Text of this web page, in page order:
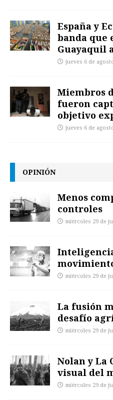
España y
banda que
Guayaquil
jueves 6 de
Miembros
fueron
objetivo
jueves 6 de
OPINIÓN
Menos
controles
miércoles 29 de
miércoles 29 de
La fusión
desafío
miércoles 29 de
Nolan y La
visual del
miércoles 29 de